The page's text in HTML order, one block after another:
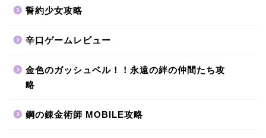
誓約少女攻略
辛口ゲームレビュー
金色のガッシュベル！！永遠の絆の仲間たち攻
略
鋼の錬金術師 MOBILE攻略